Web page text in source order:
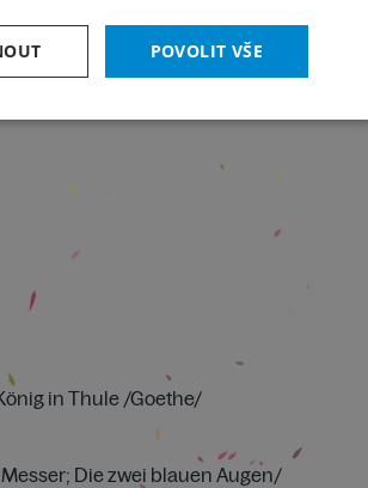
in Thule /Goethe/
Die zwei blauen Augen/
POVOLIT VŠE